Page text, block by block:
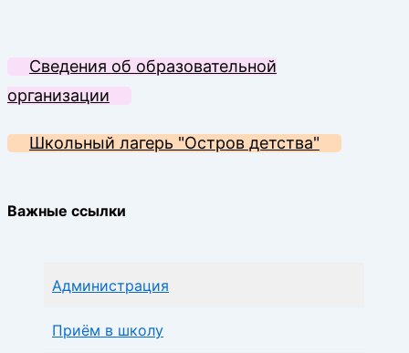
Сведения об образовательной
организации
Школьный лагерь "Остров детства"
Важные ссылки
Администрация
Приём в школу